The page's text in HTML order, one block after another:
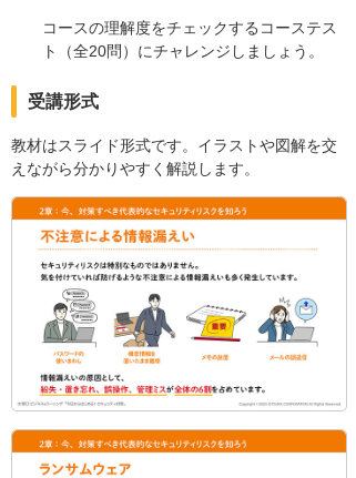
コースの理解度をチェックするコーステス
ト（全20問）にチャレンジしましょう。
受講形式
教材はスライド形式です。イラストや図解を交
えながら分かりやすく解説します。